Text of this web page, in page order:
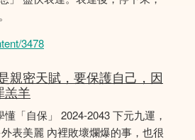
3478
親密天賦，要保護自己，因
羔羊
「自保」 2024-2043 下元九運，
表美麗 內裡敗壞爛爆的事，也很